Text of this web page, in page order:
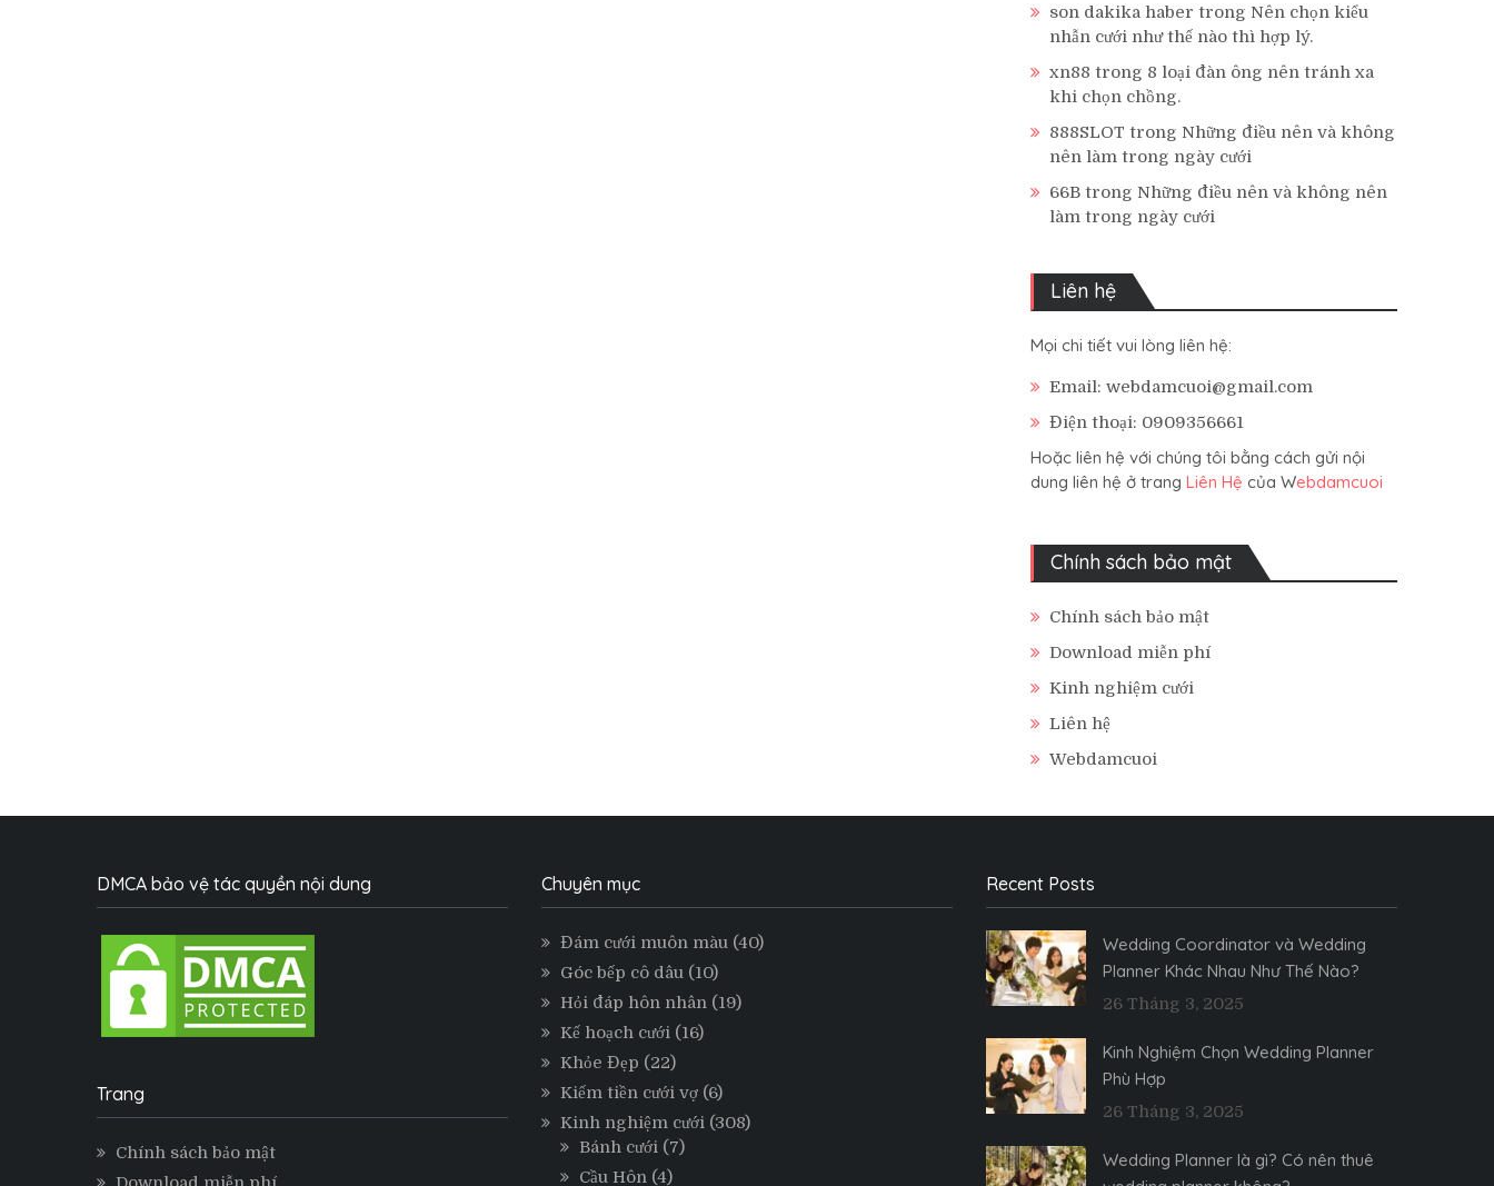
son dakika haber trong Nên chọn kiểu
nhẫn cưới như thế nào thì hợp lý.
xn88 trong 8 loại đàn ông nên tránh xa
khi chọn chồng.
888SLOT trong Những điều nên và không
nên làm trong ngày cưới
66B trong Những điều nên và không nên
làm trong ngày cưới
Liên hệ
Mọi chi tiết vui lòng liên hệ:
Email: webdamcuoi@gmail.com
Điện thoại: 0909356661
Hoặc liên hệ với chúng tôi bằng cách gửi nội
dung liên hệ ở trang Liên Hệ của Webdamcuoi
Chính sách bảo mật
Chính sách bảo mật
Download miễn phí
Kinh nghiệm cưới
Liên hệ
Webdamcuoi
DMCA bảo vệ tác quyền nội dung
Trang
Chính sách bảo mật
Chuyên mục
Đám cưới muôn màu(40)
Góc bếp cô dâu(10)
Hỏi đáp hôn nhân(19)
Kế hoạch cưới(16)
Khỏe Đẹp (22)
Kiếm tiền cưới vợ(6)
Kinh nghiệm cưới(308)
Bánh cưới(7)
Cầu Hôn(4)
Recent Posts
Wedding Coordinator và Wedding
Planner Khác Nhau Như Thế Nào?
26 Tháng 3, 2025
Kinh Nghiệm Chọn Wedding Planner
Phù Hợp
26 Tháng 3, 2025
Wedding Planner là gì? Có nên thuê